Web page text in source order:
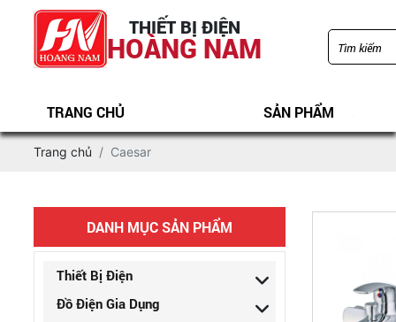
THIẾT BỊ ĐIỆN
HOÀNG NAM
TRANG CHỦ SẢN PHẨM
Trang chủ Caesar
DANH MỤC SẢN PHẨM
Thiết Bị Điện
Đồ Điện Gia Dụng